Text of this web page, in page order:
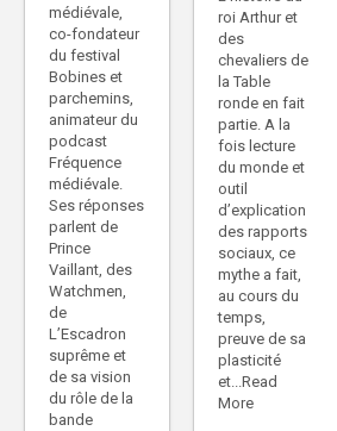
médiévale,
co-fondateur
du festival
Bobines et
parchemins,
animateur du
podcast
Fréquence
médiévale.
Ses réponses
parlent de
Prince
Vaillant, des
Watchmen,
de
L’Escadron
suprême et
de sa vision
du rôle de la
bande
roi Arthur et
des
chevaliers de
la Table
ronde en fait
partie. A la
fois lecture
du monde et
outil
d’explication
des rapports
sociaux, ce
mythe a fait,
au cours du
temps,
preuve de sa
plasticité
et...Read
More